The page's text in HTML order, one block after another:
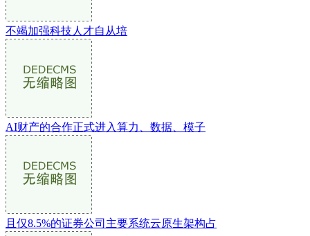
不竭加强科技人才自从培
AI财产的合作正式进入算力、数据、模子
且仅8.5%的证券公司主要系统云原生架构占